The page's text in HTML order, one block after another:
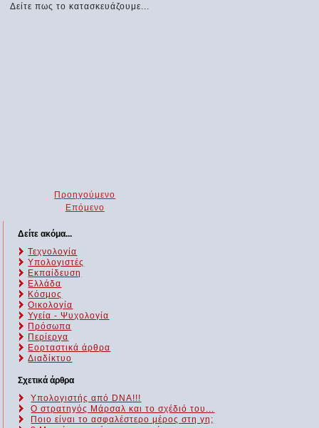
Δείτε πως το κατασκευάζουμε...
Προηγούμενο
Επόμενο
Δείτε ακόμα...
Τεχνολογία
Υπολογιστές
Εκπαίδευση
Ελλάδα
Κόσμος
Οικολογία
Υγεία - Ψυχολογία
Πρόσωπα
Περίεργα
Εορταστικά άρθρα
Διαδίκτυο
Σχετικά άρθρα
Υπολογιστής από DNA!!!
Ο στρατηγός Μάρσαλ και το σχέδιό του...
Ποιο είναι το ασφαλέστερο μέρος στη γη;